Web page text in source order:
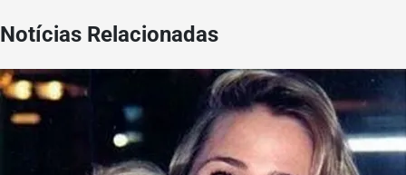
Post
Notícias Relacionadas